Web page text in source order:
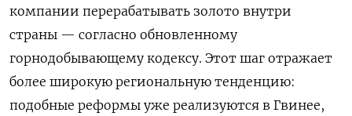
компании перерабатывать золото внутри
страны — согласно обновленному
горнодобывающему кодексу. Этот шаг отражает
более широкую региональную тенденцию:
подобные реформы уже реализуются в Гвинее,